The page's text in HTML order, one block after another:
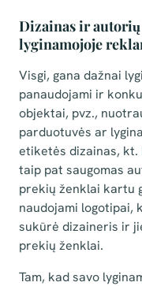
Dizainas ir
lyginamojoje
Visgi, gana dažnai
panaudojami ir
objektai, pvz.,
parduotuvės ar
etiketės dizainas,
taip pat saugomas
prekių ženklai kartu
naudojami logotipai,
sukūrė dizaineris ir
prekių ženklai.
Tam, kad savo